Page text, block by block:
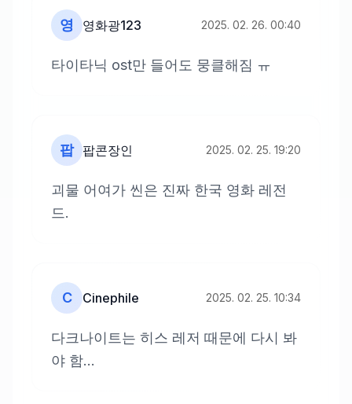
영 영화광123 2025. 02. 26. 00:40
타이타닉 ost만 들어도 뭉클해짐 ㅠ
팝 팝콘장인 2025. 02. 25. 19:20
괴물 어여가 씬은 진짜 한국 영화 레전
드.
C Cinephile 2025. 02. 25. 10:34
다크나이트는 히스 레저 때문에 다시 봐
야 함...